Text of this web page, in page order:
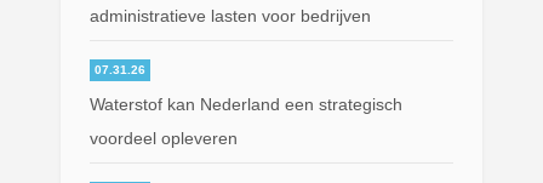
administratieve lasten voor bedrijven
07.31.26
Waterstof kan Nederland een strategisch
voordeel opleveren